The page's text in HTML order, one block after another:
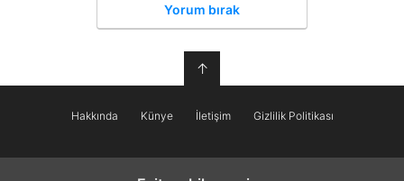
Yorum bırak
↑
Hakkında Künye İletişim Gizlilik Politikası